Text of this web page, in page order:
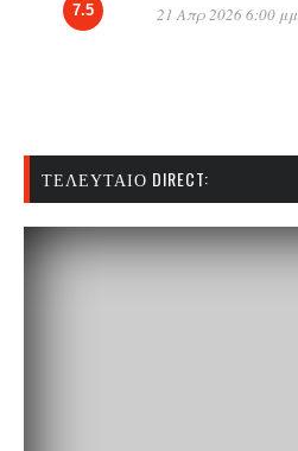
7.5 21 Απρ 2026 6:00 μμ
ΤΕΛΕΥΤΑΊΟ DIRECT: